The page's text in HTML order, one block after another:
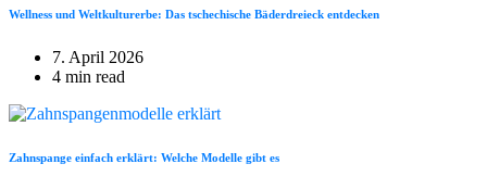
Wellness und Weltkulturerbe: Das tschechische Bäderdreieck entdecken
7. April 2026
4 min read
Zahnspange einfach erklärt: Welche Modelle gibt es